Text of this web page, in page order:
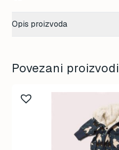
Opis proizvoda
Povezani proizvodi